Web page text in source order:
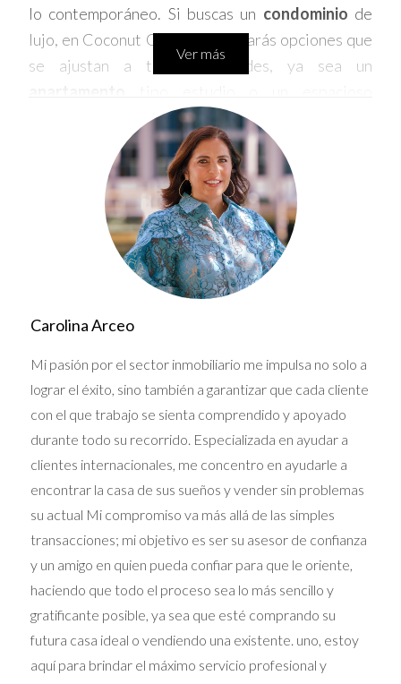
lo contemporáneo. Si buscas un condominio de
lujo, en Coconut Grove encontrarás opciones que
se ajustan a tus necesidades, ya sea un
Coconut Grove ofrece una amplia gama de
propiedades inmobiliariaspara todos los gustos.
Desde acogedoresestudioshasta villas
piscinaprivada, pasando por
conjardín, las opciones son infinitas. Si
sueñas con despertar cada mañana con el sonido
de las olas y disfrutar de
Grove es el lugar ideal para ti. Para ayudarte en tu
búsqueda, te recomiendo explorar nuestra
búsqueda de propiedades MLSy descubrir la
variedad de opciones disponibles.
Ubicación privilegiada y conectada
Laubicaciónes otro de los grandes atractivos de
Coconut Grove. A pocos minutos del
aeropuerto y delcentrode Miami, este barrio te
permite disfrutar de la tranquilidad de un entorno
natural sin renunciar a la comodidad de tener todo
al alcance de la mano. Además, Coconut Grove
cuenta con excelentesescuelas, hermosos
Ver más
Carolina Arceo
Mi pasión por el sector inmobiliario me impulsa no solo a
lograr el éxito, sino también a garantizar que cada cliente
con el que trabajo se sienta comprendido y apoyado
durante todo su recorrido. Especializada en ayudar a
clientes internacionales, me concentro en ayudarle a
encontrar la casa de sus sueños y vender sin problemas
su actual Mi compromiso va más allá de las simples
transacciones; mi objetivo es ser su asesor de confianza
y un amigo en quien pueda confiar para que le oriente,
haciendo que todo el proceso sea lo más sencillo y
gratificante posible, ya sea que esté comprando su
futura casa ideal o vendiendo una existente. uno, estoy
aquí para brindar el máximo servicio profesional y